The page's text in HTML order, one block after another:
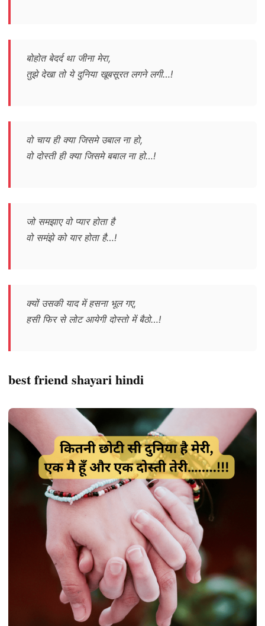
बोहोत बेदर्द था जीना मेरा,
तुझे देखा तो ये दुनिया खूबसूरत लगने लगी…!
वो चाय ही क्या जिसमे उबाल ना हो,
वो दोस्ती ही क्या जिसमे बबाल ना हो…!
जो समझाए वो प्यार होता है
वो समंझे को यार होता है…!
क्यों उसकी याद में हसना भूल गए,
हसी फिर से लोट आयेगी दोस्तो में बैठो…!
best friend shayari hindi